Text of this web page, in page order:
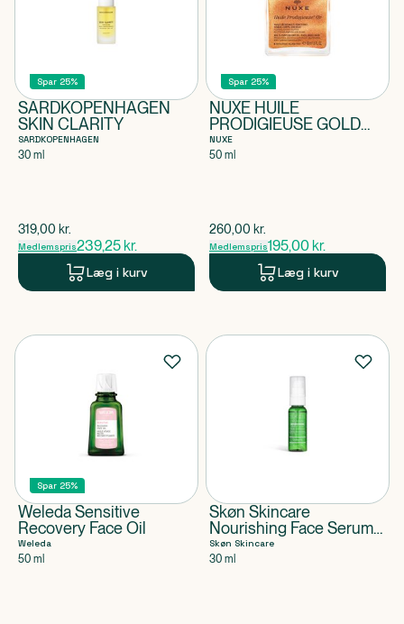
Spar 25%
SARDKOPENHAGEN
SKIN CLARITY
SARDKOPENHAGEN
30 ml
$gammel pris
319,00 kr.
Medlemspris239,25 kr.
Læg i kurv
Spar 25%
NUXE HUILE
PRODIGIEUSE GOLD
DRY OIL
NUXE
50 ml
$gammel pris
260,00 kr.
Medlemspris195,00 kr.
Læg i kurv
Spar 25%
Weleda Sensitive
Recovery Face Oil
Weleda
50 ml
Skøn Skincare
Nourishing Face Serum
Oil
Skøn Skincare
30 ml